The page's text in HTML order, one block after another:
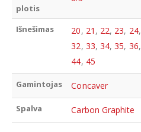
plotis
Išnešimas 20, 21 , 22, 23, 24,
32, 33, 34,35, 36,
44, 45
Gamintojas Concaver
Spalva Carbon Graphite